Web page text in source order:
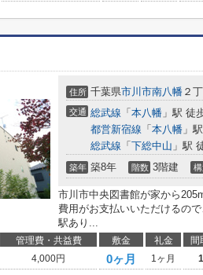
住所 千葉県市川市南八幡 ２
交通 総武線 「 本八幡 」駅 徒
都営新宿線 「 本八幡 」
総武線 「 下総中山 」駅
築年 築8年 階数 3階建
市川市中央図書館が家から
費用がお支払いいただけるの
駅あり...
管理費・共益費 敷金 礼金 間
4,000円 0ヶ月 1ヶ月